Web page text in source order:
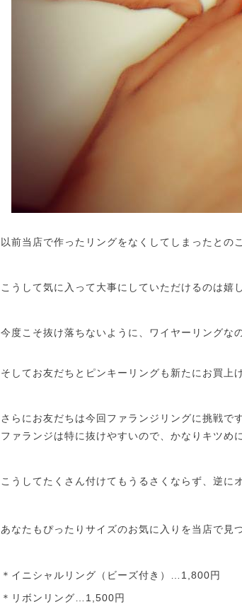
以前当店で作ったリングをなくしてしまったと
こうして気に入って大事にしていただけるのは嬉
今度こそ抜け落ちないように、ワイヤーリングな
そしてお友だちとピンキーリングも新たにお買上
さらにお友だちは今回ファランジリングに挑戦です
ファランジは特に抜けやすいので、かなりキツめ
こうしてたくさん付けてもうるさくならず、逆に
あなたもぴったりサイズのお気に入りを当店で見
＊イニシャルリング（ビーズ付き）…1,800円
＊リボンリング…1,500円